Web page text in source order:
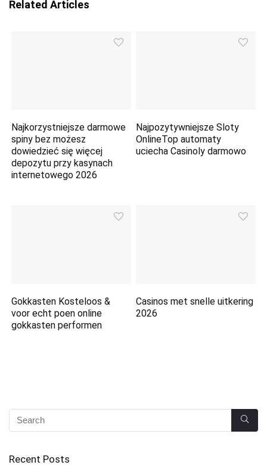
Related Articles
Najkorzystniejsze darmowe
spiny bez możesz
dowiedzieć się więcej
depozytu przy kasynach
internetowego 2026
Najpozytywniejsze Sloty
OnlineTop automaty
uciecha Casinoly darmowo
Gokkasten Kosteloos &
voor echt poen online
gokkasten performen
Casinos met snelle uitkering
2026
Recent Posts